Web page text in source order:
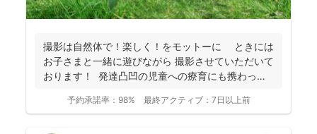
撮影は自然体で！楽しく！をモットーに ときには
お子さまと一緒に遊びながら 撮影させていただいて
おります！ 発達凸凹の児童への療育にも携わって
予約承諾率： 98% 最終アクティブ： 7日以上前